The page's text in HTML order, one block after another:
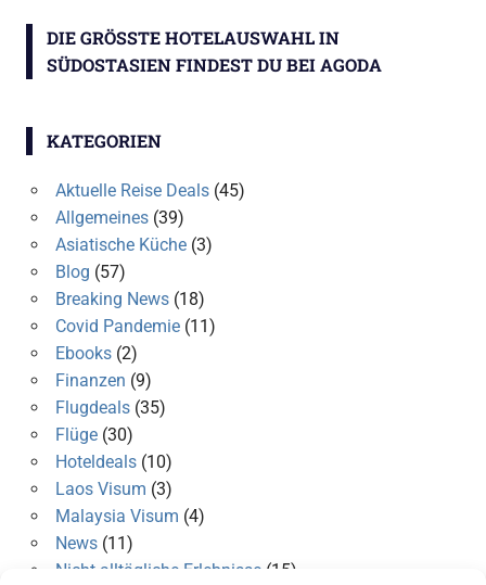
DIE GRÖSSTE HOTELAUSWAHL IN S
ÜDOSTASIEN FINDEST DU BEI AGODA
KATEGORIEN
Aktuelle Reise Deals(45)
Allgemeines(39)
Asiatische Küche(3)
Blog (57)
Breaking News(18)
Covid Pandemie(11)
Ebooks(2)
Finanzen (9)
Flugdeals(35)
Flüge(30)
Hoteldeals(10)
Laos Visum (3)
Malaysia Visum (4)
News(11)
Nicht alltägliche Erlebnisse(15)